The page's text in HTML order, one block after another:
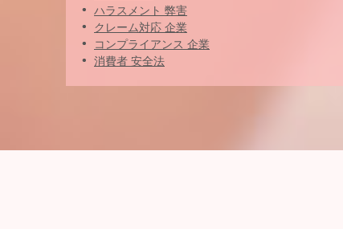
ハラスメント 弊害
クレーム対応 企業
コンプライアンス 企業
消費者 安全法